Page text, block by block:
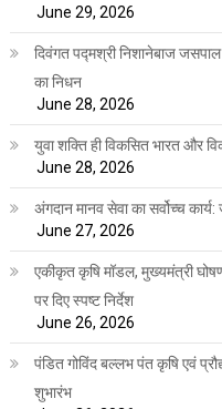
June 29, 2026
दिवंगत पद्मश्री निशानेबाज जसपाल
का निधन
June 28, 2026
युवा शक्ति ही विकसित भारत और
June 28, 2026
अंगदान मानव सेवा का सर्वोच्च
June 27, 2026
एकीकृत कृषि मॉडल, मुख्यमंत्री
पर दिए स्पष्ट निर्देश
June 26, 2026
पंडित गोविंद बल्लभ पंत कृषि एवं
शुभारंभ